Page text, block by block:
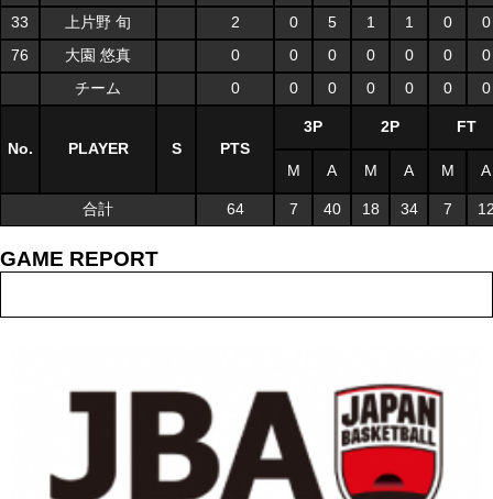
33
上片野 旬 2 0 5 1 1 0
0
76
大園 悠真 0 0 0 0 0 0
0
チーム
0 0 0 0 0 0 0
No. PLAYER S PTS
3P 2P FT
M A M A M A
合計 64 7 40 18 34 7
GAME REPORT